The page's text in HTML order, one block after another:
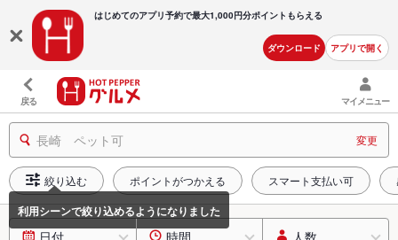
はじめてのアプリ予約で最大1,000円分ポイントもらえる
ダウンロード アプリで開く
戻る マイメニュー
長崎 ペット可 変更
絞り込む ポイントがつかえる スマート支払い可
日付 時間 人数